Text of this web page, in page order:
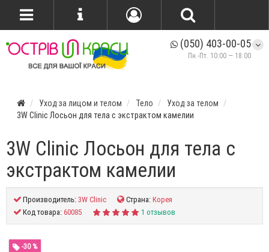
(050) 403-00-05
Пн.-Пт. 10:00 — 18:00
Уход за лицом и телом Тело
Уход за телом
3W Clinic Лосьон для тела с экстрактом камелии
3W Clinic Лосьон для тела с
экстрактом камелии
Производитель:3W Clinic Страна:Корея
Код товара:60085 1 отзывов
-30 %